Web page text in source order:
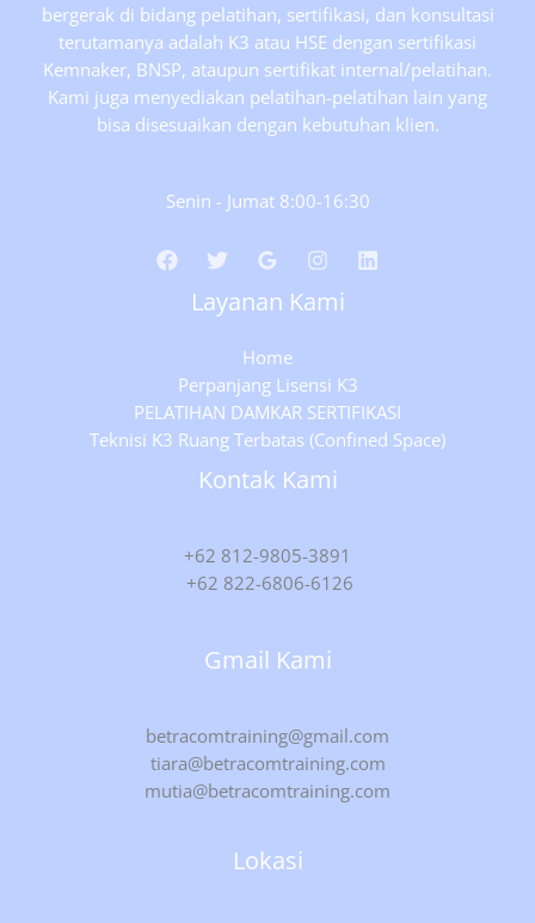
bergerak di bidang pelatihan, sertifikasi, dan konsultasi
terutamanya adalah K3 atau HSE dengan sertifikasi
Kemnaker, BNSP, ataupun sertifikat internal/pelatihan.
Kami juga menyediakan pelatihan-pelatihan lain yang
bisa disesuaikan dengan kebutuhan klien.
Senin - Jumat 8:00-16:30
Layanan Kami
Home
Perpanjang Lisensi K3
PELATIHAN DAMKAR SERTIFIKASI
Teknisi K3 Ruang Terbatas (Confined Space)
Kontak Kami
+62 812-9805-3891
+62 822-6806-6126
Gmail Kami
betracomtraining@gmail.com
tiara@betracomtraining.com
mutia@betracomtraining.com
Lokasi